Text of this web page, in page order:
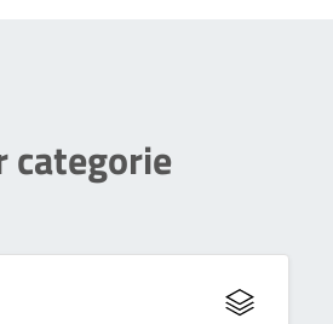
categorie